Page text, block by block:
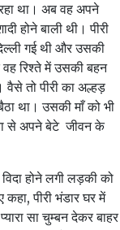
था। अब वह अपने
होने बाली थी। पीरी
गई थी और उसकी
रिश्ते में उसकी बहन
वैसे तो पीरी का अल्हड़
था। उसकी माँ को भी
से अपने बेटे जीवन के
होने लगी लड़की को
पीरी भंडार घर में
सा चुम्बन देकर बाहर